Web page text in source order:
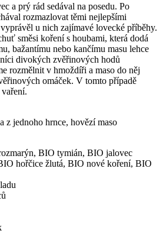
a prý rád sedával na posedu. Po
rozmazlovat těmi nejlepšími
u nich zajímavé lovecké příběhy.
směsi koření s houbami, která dodá
bažantímu nebo kančímu masu lehce
divokých zvěřinových hodů
rozmělnit v hmoždíři a maso do něj
omáček. V tomto případě
z jednoho hrnce, hovězí maso
BIO tymián, BIO jalovec
hořčice žlutá, BIO nové koření, BIO